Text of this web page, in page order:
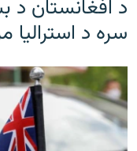
د افغانستان
سره د استرالیا